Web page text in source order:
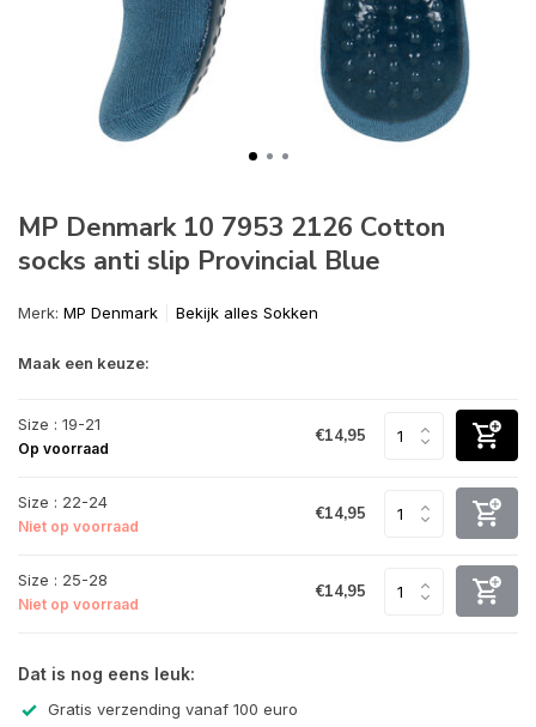
MP Denmark 10 7953 2126 Cotton
socks anti slip Provincial Blue
Merk: MP Denmark Bekijk alles Sokken
Maak een keuze:
Size : 19-21
Op voorraad
€14,95
Size : 22-24
Niet op voorraad
€14,95
Size : 25-28
Niet op voorraad
€14,95
Dat is nog eens leuk:
Gratis verzending vanaf 100 euro